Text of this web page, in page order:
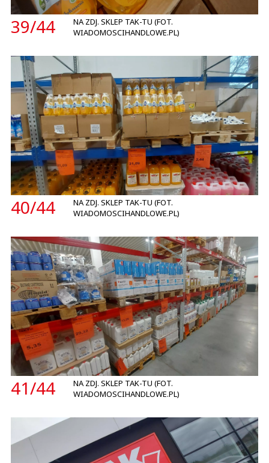
39/44
NA ZDJ. SKLEP TAK-TU (FOT.
WIADOMOSCIHANDLOWE.PL)
40/44
NA ZDJ. SKLEP TAK-TU (FOT.
WIADOMOSCIHANDLOWE.PL)
41/44
NA ZDJ. SKLEP TAK-TU (FOT.
WIADOMOSCIHANDLOWE.PL)